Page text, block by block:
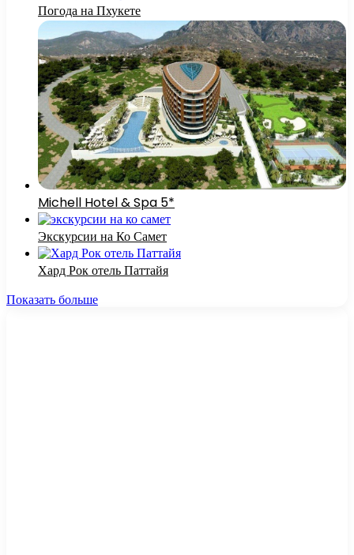
Погода на Пхукете
Michell Hotel & Spa 5*
Экскурсии на Ко Самет
Хард Рок отель Паттайя
Показать больше